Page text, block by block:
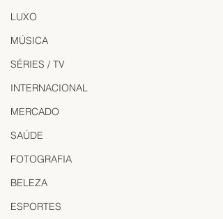
LUXO
MÚSICA
SÉRIES / TV
INTERNACIONAL
MERCADO
SAÚDE
FOTOGRAFIA
BELEZA
ESPORTES